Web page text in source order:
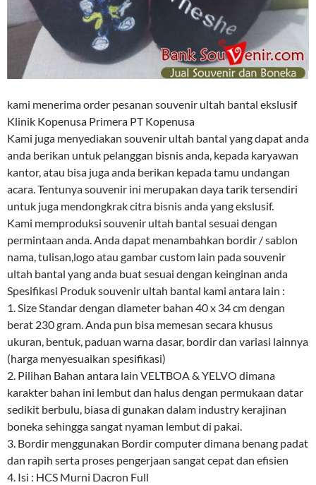
kami menerima order pesanan souvenir ultah bantal ekslusif
Klinik Kopenusa Primera PT Kopenusa
Kami juga menyediakan souvenir ultah bantal yang dapat anda
anda berikan untuk pelanggan bisnis anda, kepada karyawan
kantor, atau bisa juga anda berikan kepada tamu undangan
acara. Tentunya souvenir ini merupakan daya tarik tersendiri
untuk juga mendongkrak citra bisnis anda yang ekslusif.
Kami memproduksi souvenir ultah bantal sesuai dengan
permintaan anda. Anda dapat menambahkan bordir / sablon
nama, tulisan,logo atau gambar custom lain pada souvenir
ultah bantal yang anda buat sesuai dengan keinginan anda
Spesifikasi Produk souvenir ultah bantal kami antara lain :
1. Size Standar dengan diameter bahan 40 x 34 cm dengan
berat 230 gram. Anda pun bisa memesan secara khusus
ukuran, bentuk, paduan warna dasar, bordir dan variasi lainnya
(harga menyesuaikan spesifikasi)
2. Pilihan Bahan antara lain VELTBOA & YELVO dimana
karakter bahan ini lembut dan halus dengan permukaan datar
sedikit berbulu, biasa di gunakan dalam industry kerajinan
boneka sehingga sangat nyaman lembut di pakai.
3. Bordir menggunakan Bordir computer dimana benang padat
dan rapih serta proses pengerjaan sangat cepat dan efisien
4. Isi : HCS Murni Dacron Full